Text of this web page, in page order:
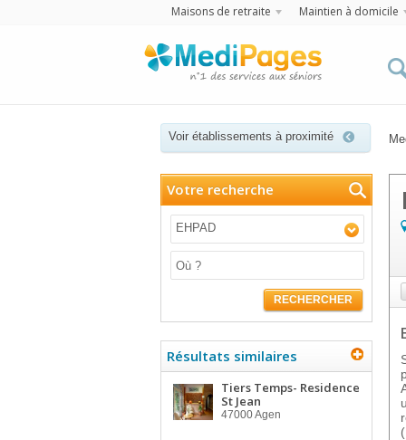
Maisons de retraite Maintien à domicile
Voir établissements à proximité
Votre recherche
EHPAD
RECHERCHER
Résultats similaires
Tiers Temps- Residence
St Jean
47000Agen